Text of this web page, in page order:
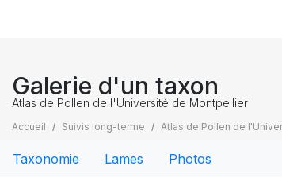
Galerie d'un taxon
Atlas de Pollen de l'Université de Montpellier
Accueil Suivis long-terme Atlas de Pollen de
Taxonomie Lames Photos
Taxonomie